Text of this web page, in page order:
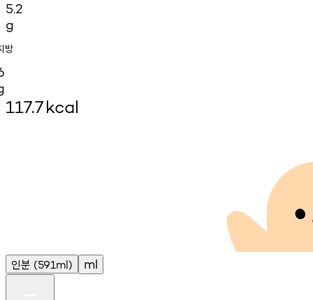
5.2
g
방
117.7kcal
인분 (591ml) ml